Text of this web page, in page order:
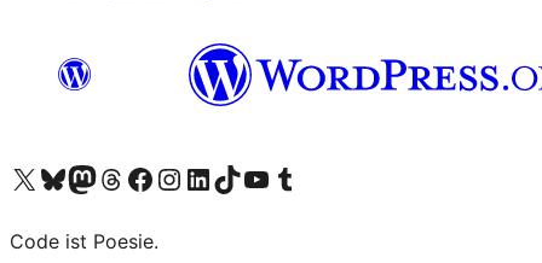
Unser X-Konto (früher Twitter) besuchen
Unser Bluesky-Konto besuchen
Unser Mastodon-Konto besuchen
Unser Threads-Konto besuchen
Unsere Facebook-Seite besuchen
Unser Instagram-Konto besuchen
Unser LinkedIn-Konto besuchen
Unser TikTok-Konto besuchen
Unseren YouTube-Kanal besuchen
Unser Tumblr-Konto besuchen
Code ist Poesie.